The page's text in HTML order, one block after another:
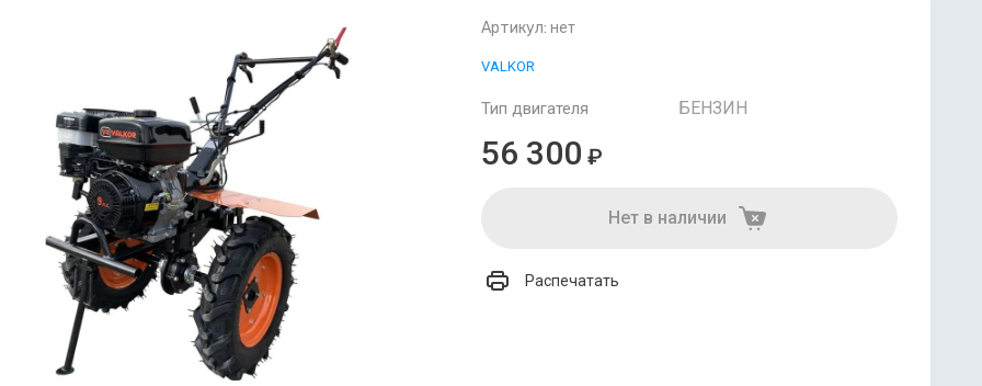
Артикул: нет
VALKOR
Тип двигателя БЕНЗИН
56 300 ₽
Нет в наличии
Распечатать